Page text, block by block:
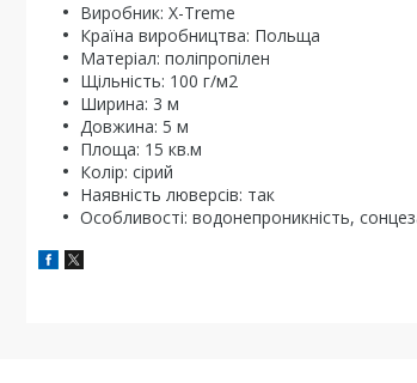
Виробник: X-Treme
Країна виробництва: Польща
Матеріал: поліпропілен
Щільність: 100 г/м2
Ширина: 3 м
Довжина: 5 м
Площа: 15 кв.м
Колір: сірий
Наявність люверсів: так
Особливості: водонепроникність,